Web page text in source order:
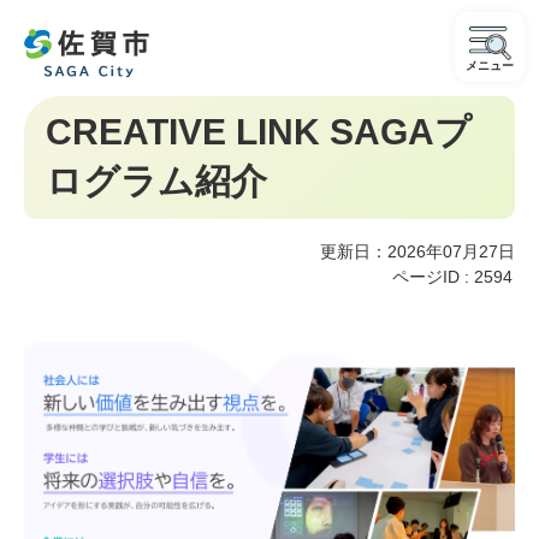
メニュー
CREATIVE LINK SAGAプ
ログラム紹介
更新日：2026年07月27日
ページID : 2594